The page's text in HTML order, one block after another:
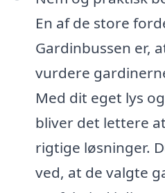
En af de store
Gardinbussen er,
vurdere
Med dit eget lys
bliver det lettere
rigtige løsninger.
ved, at de valgte